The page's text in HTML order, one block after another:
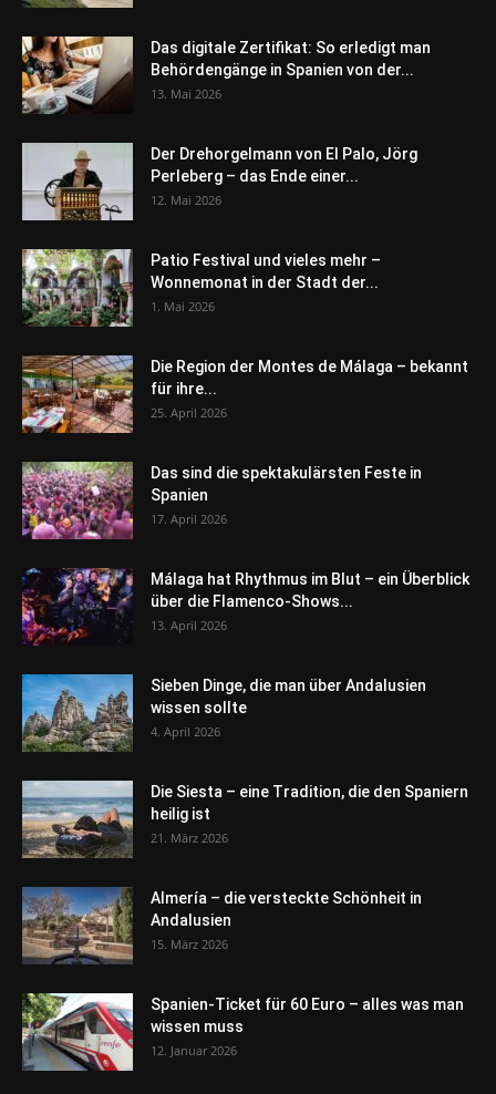
Das digitale Zertifikat: So erledigt man
Behördengänge in Spanien von der...
13. Mai 2026
Der Drehorgelmann von El Palo, Jörg
Perleberg – das Ende einer...
12. Mai 2026
Patio Festival und vieles mehr –
Wonnemonat in der Stadt der...
1. Mai 2026
Die Region der Montes de Málaga – bekannt
für ihre...
25. April 2026
Das sind die spektakulärsten Feste in
Spanien
17. April 2026
Málaga hat Rhythmus im Blut – ein Überblick
über die Flamenco-Shows...
13. April 2026
Sieben Dinge, die man über Andalusien
wissen sollte
4. April 2026
Die Siesta – eine Tradition, die den Spaniern
heilig ist
21. März 2026
Almería – die versteckte Schönheit in
Andalusien
15. März 2026
Spanien-Ticket für 60 Euro – alles was man
wissen muss
12. Januar 2026